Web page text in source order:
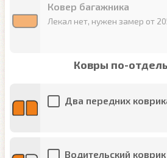
Ковер багажника
Лекал нет, нужен замер от
Ковры по-
Два передних
Водительский коврик